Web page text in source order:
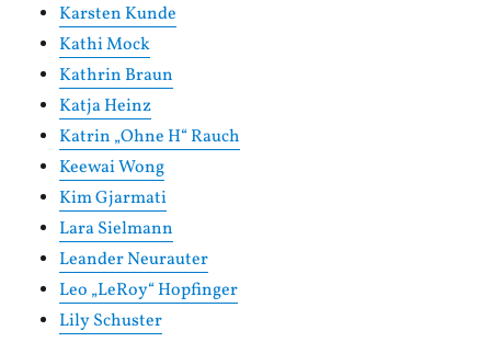
Karsten Kunde
Kathi Mock
Kathrin Braun
Katja Heinz
Katrin „Ohne H“ Rauch
Keewai Wong
Kim Gjarmati
Lara Sielmann
Leander Neurauter
Leo „LeRoy“ Hopfinger
Lily Schuster